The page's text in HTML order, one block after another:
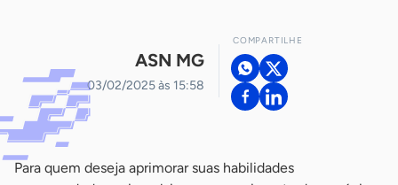
ASN MG
03/02/2025 às 15:58
COMPARTILHE
Para quem deseja aprimorar suas habilidades